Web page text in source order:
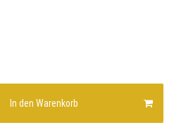
In den Warenkorb